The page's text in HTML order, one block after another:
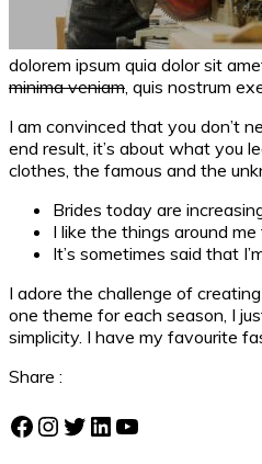
dolorem ipsum quia dolor sit
minima veniam , quis nostrum
I am convinced that you don’t
end result, it’s about what you
clothes, the famous and the
Brides today are
I like the things around
It’s sometimes said that
I adore the challenge of
one theme for each season, I
simplicity. I have my favourite
Share :
Facebook
Instagram
Twitter
LinkedIn
YouTube